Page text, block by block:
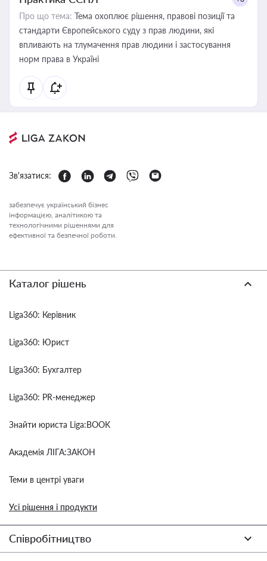
Про що тема: Тема охоплює рішення, правові позиції та
стандарти Європейського суду з прав людини, які
впливають на тлумачення прав людини і застосування
норм права в Україні
Зв'язатися:
забезпечує український бізнес
інформацією, аналітикою та
технологічними рішеннями для
ефективної та безпечної роботи.
Каталог рішень
Liga360: Керівник
Liga360: Юрист
Liga360: Бухгалтер
Liga360: PR-менеджер
Знайти юриста Liga:BOOK
Академія ЛІГА:ЗАКОН
Теми в центрі уваги
Усі рішення і продукти
Співробітництво